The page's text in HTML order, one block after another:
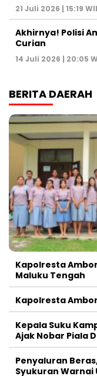
21 Juli 2026 | 15:19
Akhirnya! Polisi
Curian
14 Juli 2026 | 20:05
BERITA DAERAH
Kapolresta Ambon
Maluku Tengah
Kapolresta
Kepala Suku
Ajak Nobar Piala
Penyaluran
Syukuran Warnai